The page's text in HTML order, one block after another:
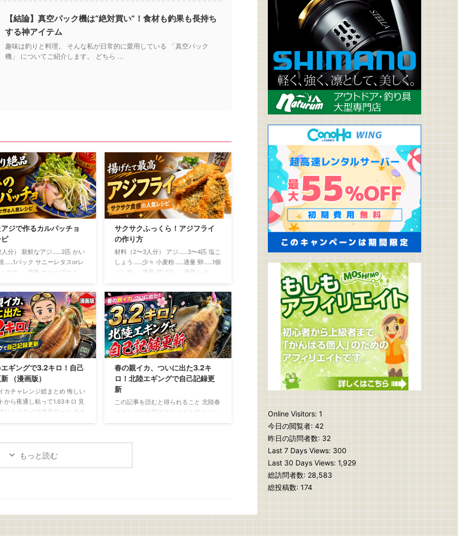
【結論】真空パック機は“絶対買い”！食材も釣果も長持ち
する神アイテム
趣味は釣りと料理。 そんな私が日常的に愛用している 「真空パック
機」 についてご紹介します。 どちら ...
ジで作るカルパッチョ
人分） 新鮮なアジ……2匹 かい
……1パック サニーレタスorレ
ウガ……適量 オリーブオイ
小さじ1 塩……少々 粗びき黒
……少々 おろしにんにく……少
アジを使う場合は、鮮度を保
持ち帰り生食できる状態のも
ます アジの下ごしらえと盛り
は三枚におろし、腹骨と血合
り除きます 皮を引いたら、食
薄さのそぎ切りにします サニ
を切るもしくは手でちぎり、
したあと、しっかり水 ...
サクサクふっくら！アジフライ
の作り方
材料（2〜3人分） アジ……3〜4匹 塩こ
しょう……少々 小麦粉……適量 卵……1個
パン粉……適量 揚げ油……適量 レモ
ソース……お好みで アジは三枚おろし
にして、腹骨と小骨を取り除きます 開
いた状態で揚げたい場合は、背開きや
腹開きでも大丈夫 アジフライの作り方
捌いたアジの両面に軽く塩を振り5分
ほど置きます 表面に出てきた水分をキ
ッチンペーパーで丁寧に拭き取ったら
塩コショウを振ります 次に、 小麦粉
→ 溶き卵 → パン粉 の順番で衣を付け
ます パン粉は強く押し付け ...
ギングで3.2キロ！自己
（漫画版）
カチャレンジ総まとめ 悔しい
から夜通し粘って1.63キロ 見
り！ステイで連発モード 夕ま
春の親イカ、ついに出た3.2キ
ロ！北陸エギングで自己記録更
新
この記事を読むと得られること 北陸春
エギングで大型アオリイカを狙うコツ
判断力が身につく 春の親イカチャレン
うやく春の親イカらしいアオリイカに
もっと読む
Online Visitors: 1
今日の閲覧者: 42
昨日の訪問者数: 32
Last 7 Days Views: 300
Last 30 Days Views: 1,929
総訪問者数: 28,583
総投稿数: 174